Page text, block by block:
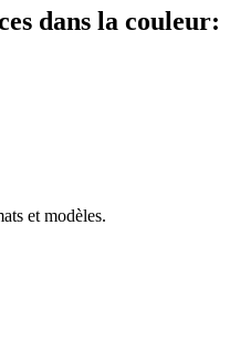
dans la couleur:
et modèles.